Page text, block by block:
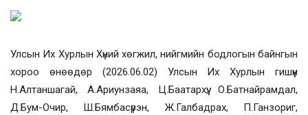
Улсын Их Хурлын Хүний хөгжил, нийгмийн бодлогын байнгын
хороо өнөөдөр (2026.06.02) Улсын Их Хурлын гишүүн
Н.Алтаншагай, А.Ариунзаяа, Ц.Баатархүү, О.Батнайрамдал,
Д.Бум-Очир, Ш.Бямбасүрэн, Ж.Галбадрах, П.Ганзориг,